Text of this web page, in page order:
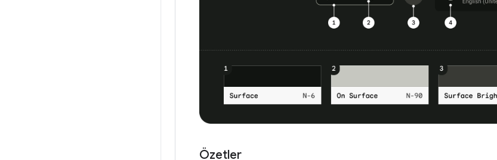
Özetler